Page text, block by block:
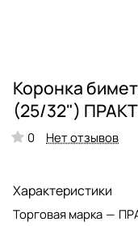
Коронка
(25/32")
0 Нет отзывов
Характеристики
Торговая марка —